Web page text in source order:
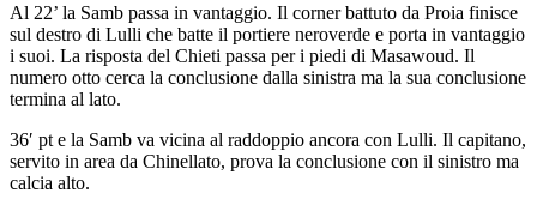
Al 22’ la Samb passa in vantaggio. Il corner battuto da Proia finisce
sul destro di Lulli che batte il portiere neroverde e porta in vantaggio
i suoi. La risposta del Chieti passa per i piedi di Masawoud. Il
numero otto cerca la conclusione dalla sinistra ma la sua conclusione
termina al lato.
36′ pt e la Samb va vicina al raddoppio ancora con Lulli. Il capitano,
servito in area da Chinellato, prova la conclusione con il sinistro ma
calcia alto.